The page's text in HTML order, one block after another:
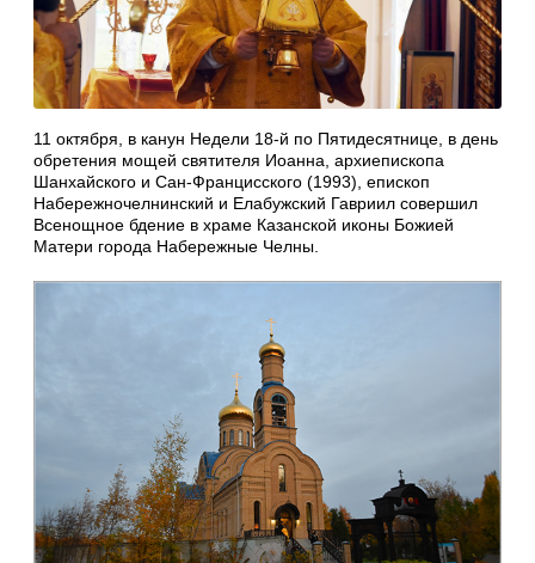
11 октября, в канун Недели 18-й по Пятидесятнице, в день
обретения мощей святителя Иоанна, архиепископа
Шанхайского и Сан-Францисского (1993), епископ
Набережночелнинский и Елабужский Гавриил совершил
Всенощное бдение в храме Казанской иконы Божией
Матери города Набережные Челны.